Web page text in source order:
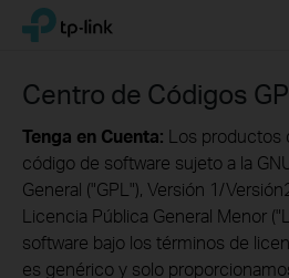
Click
navigation
bar
TP-Link, Reliably Smart
Centro de Códigos
Tenga en Cuenta: Los productos
código de software sujeto a la
General ("GPL"), Versión 1/
Licencia Pública General Menor
software bajo los términos de
es genérico y solo